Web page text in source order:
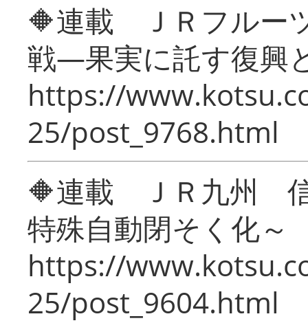
🔶連載 ＪＲフルー
戦―果実に託す復興
https://
25/post_9768.html
🔶連載 ＪＲ九州 信
特殊自動閉そく化～
https://
25/post_9604.html